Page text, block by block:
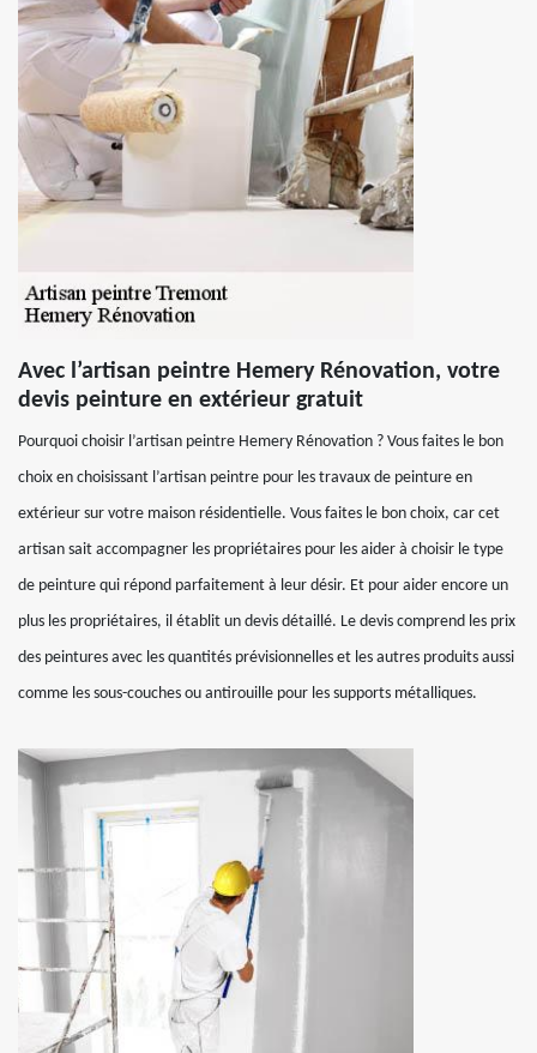
Avec l’artisan peintre Hemery Rénovation, votre
devis peinture en extérieur gratuit
Pourquoi choisir l’artisan peintre Hemery Rénovation ? Vous faites le bon
choix en choisissant l’artisan peintre pour les travaux de peinture en
extérieur sur votre maison résidentielle. Vous faites le bon choix, car cet
artisan sait accompagner les propriétaires pour les aider à choisir le type
de peinture qui répond parfaitement à leur désir. Et pour aider encore un
plus les propriétaires, il établit un devis détaillé. Le devis comprend les prix
des peintures avec les quantités prévisionnelles et les autres produits aussi
comme les sous-couches ou antirouille pour les supports métalliques.